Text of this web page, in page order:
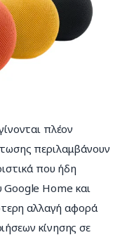
πλέον
περιλαμβάνουν
που ήδη
Home και
αλλαγή αφορά
κίνησης σε